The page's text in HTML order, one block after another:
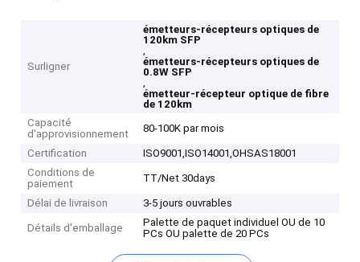
Surligner
émetteurs-récepteurs optiques de
120km SFP
,
émetteurs-récepteurs optiques de
0.8W SFP
,
émetteur-récepteur optique de fibre
de 120km
Capacité
d'approvisionnement
80-100K par mois
Certification
ISO9001,ISO14001,OHSAS18001
Conditions de
paiement
TT/Net 30days
Délai de livraison 3-5 jours ouvrables
Détails d'emballage
Palette de paquet individuel OU de 10
PCs OU palette de 20 PCs